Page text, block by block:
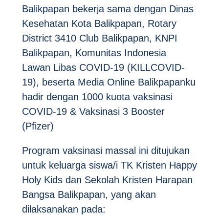
Balikpapan bekerja sama dengan Dinas
Kesehatan Kota Balikpapan, Rotary
District 3410 Club Balikpapan, KNPI
Balikpapan, Komunitas Indonesia
Lawan Libas COVID-19 (KILLCOVID-
19), beserta Media Online Balikpapanku
hadir dengan 1000 kuota vaksinasi
COVID-19 & Vaksinasi 3 Booster
(Pfizer)
Program vaksinasi massal ini ditujukan
untuk keluarga siswa/i TK Kristen Happy
Holy Kids dan Sekolah Kristen Harapan
Bangsa Balikpapan, yang akan
dilaksanakan pada: